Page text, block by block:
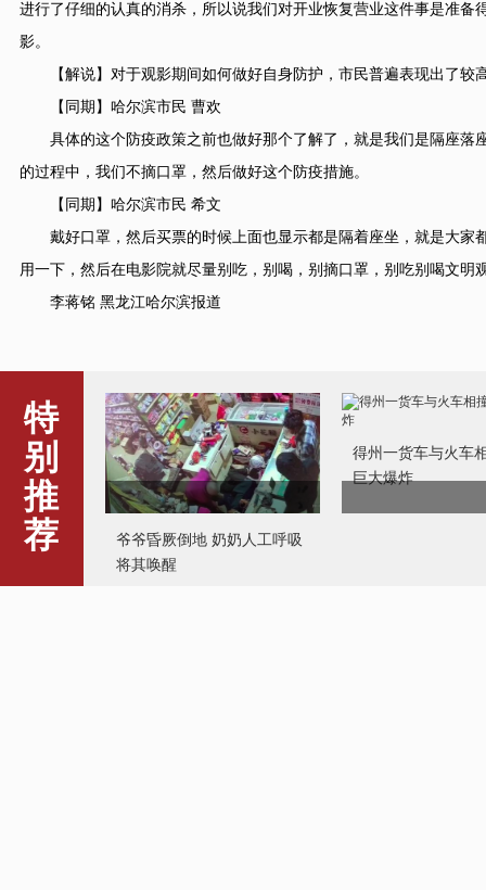
进行了仔细的认真的消杀，所以说我们对开业恢复营业这件事是准
影。
【解说】对于观影期间如何做好自身防护，市民普遍表现出了较
【同期】哈尔滨市民 曹欢
具体的这个防疫政策之前也做好那个了解了，就是我们是隔座落
的过程中，我们不摘口罩，然后做好这个防疫措施。
【同期】哈尔滨市民 希文
戴好口罩，然后买票的时候上面也显示都是隔着座坐，就是大家
用一下，然后在电影院就尽量别吃，别喝，别摘口罩，别吃别喝文明
李蒋铭 黑龙江哈尔滨报道
特
别
推
荐
爷爷昏厥倒地 奶奶人工呼吸
将其唤醒
得州一货车与火车
巨大爆炸